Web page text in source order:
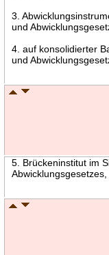
3.
und
4. auf konsolidierter
und
5. Brückeninstitut im
Abwicklungsgesetzes,